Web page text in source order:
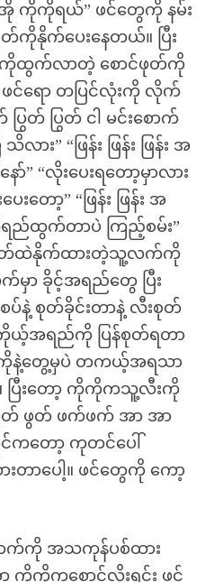
အို ကိုကိုရယ်” ဖင်တွေကို နမ်း
နိုက်ပေးနေတယ်။ ပြီး
ာက်ကိုထွက်လာတဲ့ စောင်ဖုတ်ကို
င်ရော တပြင်လုံးကို လိုက်
ပြွတ် ပြွတ် ငါ မင်းစောက်
ား” “ဖြန်း ဖြန်း ဖြန်း အ
” “လိုးပေးရတော့မှာလား
ော့” “ဖြန်း ဖြန်း အ
ည်ထွက်တာပဲ ကြည့်စမ်း”
ဖုတ်ထဲနိုက်ထားတဲ့သူ့လက်ကို
ာ ခိုင့်အရည်တွေ ပြီး
နဲ့ စုတ်ခိုင်းတာနဲ့ လီးစုတ်
အရည်ကို ပြန်စုတ်ရတာ
ကိုနဲ့တွေ့မှပဲ တကယ့်အရသာ
ပြီးတော့ ကိုကိုကသူ့လီးကို
ဖွတ် ဖက်ဖက် အာ အာ
င်ကတော့ ကုတင်ပေါ်
းတာပေါ့။ ဖင်တွေကို ကော့
ာက်ကို အသကုန်ပစ်ထား
ကိုကိုကစောင့်လိုးရင်း ဖင်